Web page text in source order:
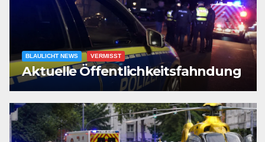
BLAULICHT NEWS VERMISST
Aktuelle Öffentlichkeitsfahndung